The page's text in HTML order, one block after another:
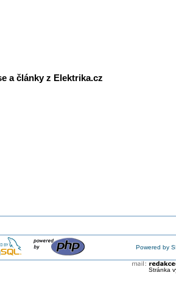
a články z Elektrika.cz
Powered by
Stránka